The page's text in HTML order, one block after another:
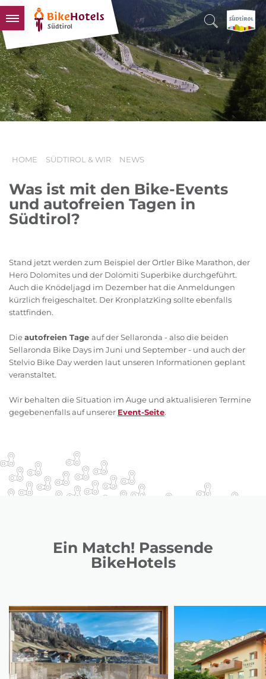
BIKEHOTELS
HOTELS & PAKETE
TOUREN & REVIERE
SÜDTIROL & WIR
HOME SÜDTIROL & WIR NEWS
Was ist mit den Bike-Events
und autofreien Tagen in
Südtirol?
Stand jetzt werden zum Beispiel der Ortler Bike Marathon, der
Hero Dolomites und der Dolomiti Superbike durchgeführt.
Auch die Knödeljagd im Dezember hat die Anmeldungen
kürzlich freigeschaltet. Der KronplatzKing sollte ebenfalls
stattfinden.
Dieautofreien Tage auf der Sellaronda - also die beiden
Sellaronda Bike Days im Juni und September - und auch der
Stelvio Bike Day werden laut unseren Informationen geplant
veranstaltet.
Wir behalten die Situation im Auge und aktualisieren Termine
gegebenenfalls auf unserer Event-Seite.
Ein Match! Passende
BikeHotels